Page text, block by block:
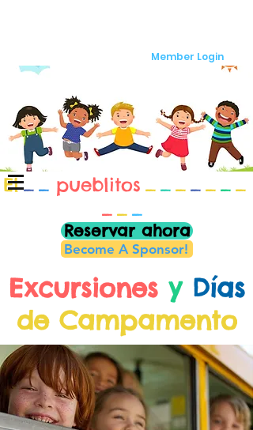
Member Login
El _ _ pueblitos _ _ _ _ _ _ _
_ _ _
Reservar ahora
Become A Sponsor!
Excursiones y Días
de Campamento